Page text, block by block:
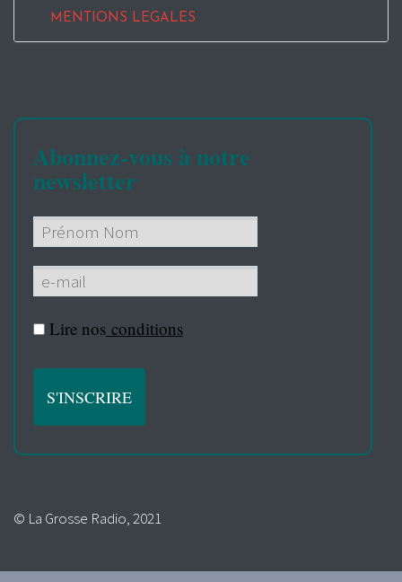
MENTIONS LEGALES
Abonnez-vous à notre
newsletter
Lire nos conditions
© La Grosse Radio, 2021